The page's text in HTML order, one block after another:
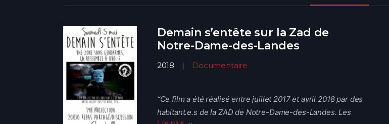
Demain s’entête sur la Zad de
Notre-Dame-des-Landes
2018 Documentaire
“Ce film a été réalisé entre juillet 2017 et avril 2018 par des
habitant.e.s de la ZAD de Notre-Dame-des-Landes. Les